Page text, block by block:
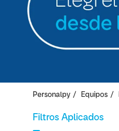
Personalpy Equipos
Filtros Aplicados